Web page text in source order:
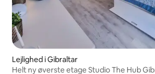
Lejlighed i Gibraltar
Helt ny øverste etage Studio The Hub